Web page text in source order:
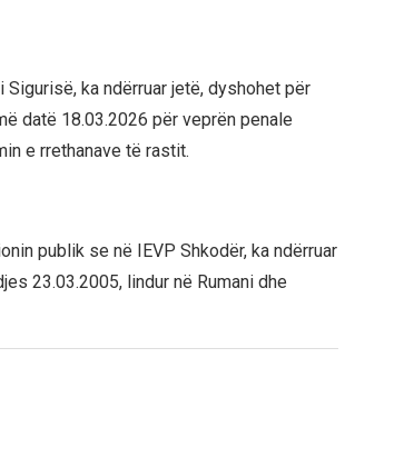
Sigurisë, ka ndërruar jetë, dyshohet për
datë 18.03.2026 për veprën penale
e rrethanave të rastit.
publik se në IEVP Shkodër, ka ndërruar
23.03.2005, lindur në Rumani dhe